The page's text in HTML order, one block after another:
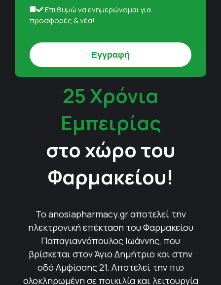
Επιθυμώ να ενημερώνομαι για
προσφορές & νέα!
25 Χρόνια
Εμπειρίας
στο χώρο του
Φαρμακείου!
Το anosiapharmacy.gr αποτελεί την
ηλεκτρονική επέκταση του Φαρμακείου
Παπαγιαννόπουλος Ιωάννης, που
βρίσκεται στον Άγιο Δημήτριο και στην
οδό Αμφίσσης 21. Αποτελεί την πιο
ολοκληρωμένη σε ποικιλία και λειτουργία